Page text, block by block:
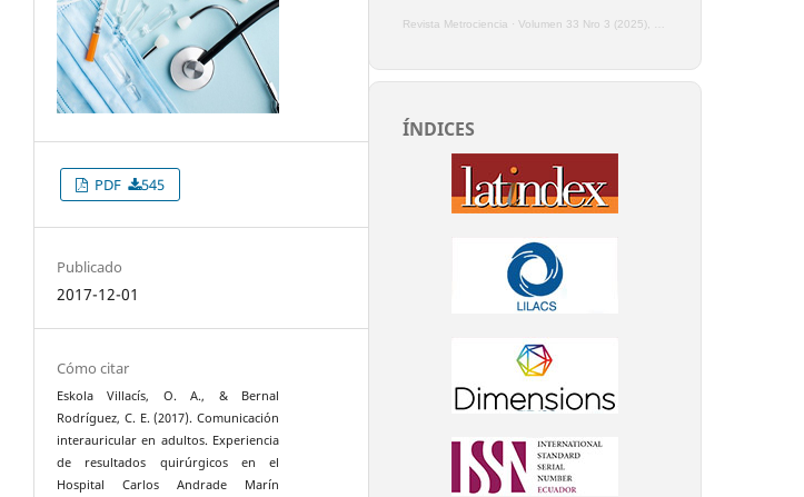
PDF 545
Publicado
2017-12-01
Cómo citar
Eskola Villacís, O. A., & Bernal
Rodríguez, C. E. (2017). Comunicación
interauricular en adultos. Experiencia
de resultados quirúrgicos en el
Hospital Carlos Andrade Marín
Revista Metrociencia · Volumen 33 Nro 3 (2025), Enero - Marzo
ÍNDICES